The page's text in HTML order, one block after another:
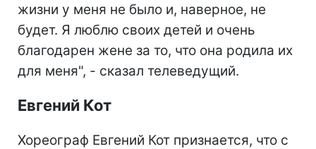
жизни у меня не было и, наверное, не
будет. Я люблю своих детей и очень
благодарен жене за то, что она родила их
для меня", - сказал телеведущий.
Евгений Кот
Хореограф Евгений Кот признается, что с